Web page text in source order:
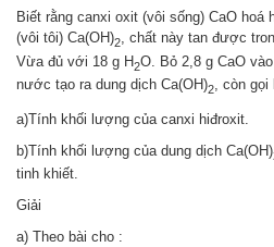
Biết rằng canxi oxit (vôi sống) CaO
(vôi tôi) Ca(OH)2, chất này tan được
Vừa đủ với 18 g H2O. Bỏ 2,8 g CaO
nước tạo ra dung dịch Ca(OH)2, còn gọi
a)Tính khối lượng của canxi hiđroxit.
b)Tính khối lượng của dung dịch Ca(OH)
tinh khiết.
Giải
a) Theo bài cho :